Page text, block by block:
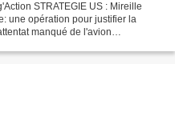
STRATEGIE US : Mireille
une opération pour justifier la
manqué de l'avion